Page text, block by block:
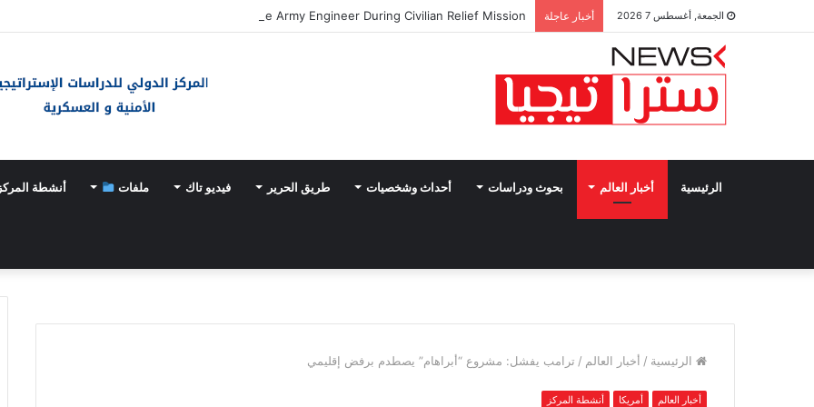
الجمعة, أغسطس 7 2026 أخبار عاجلة Zionist Drone Attack Wounds Lebanese Army Engineer During Civilian Relief Mission
الرئيسية أخبار العالم بحوث ودراسات أحداث وشخصيات طريق الحرير فيديو تاك ملفات أنشطة المركز
الرئيسية / أخبار العالم / ترامب يفشل: مشروع “أبراهام” يصطدم برفض إقليمي
أخبار العالم أمريكا أنشطة المركز